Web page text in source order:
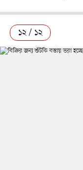
১২ / ১২